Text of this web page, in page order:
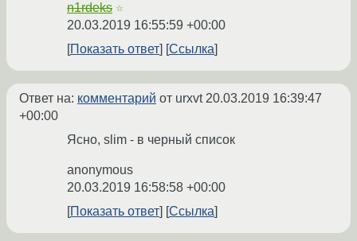
n1rdeks ☆
20.03.2019 16:55:59 +00:00
Показать ответ
Ссылка
Ответ на: комментарий от urxvt20.03.2019 16:39:47
+00:00
Ясно, slim - в черный список
anonymous
20.03.2019 16:58:58 +00:00
Показать ответ
Ссылка